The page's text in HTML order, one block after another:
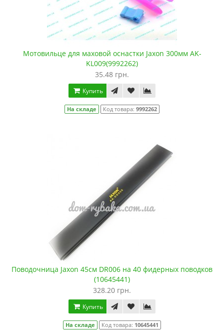
Мотовильце для маховой оснастки Jaxon 300мм AK-
KL009(9992262)
35.48 грн.
Купить
На складе Код товара: 9992262
Поводочница Jaxon 45см DR006 на 40 фидерных поводков
(10645441)
328.20 грн.
Купить
На складе Код товара: 10645441